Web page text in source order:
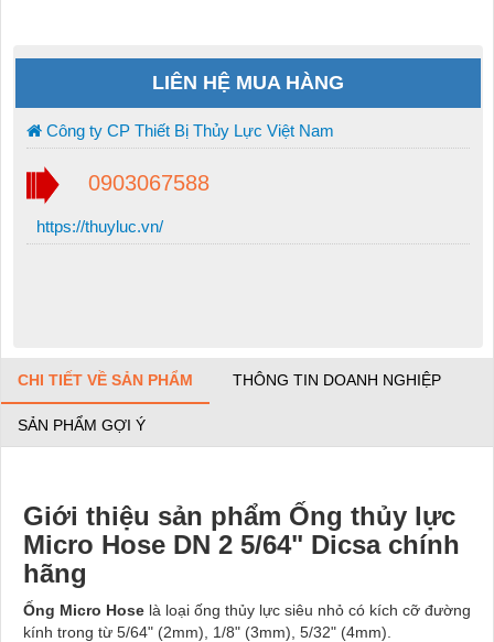
LIÊN HỆ MUA HÀNG
Công ty CP Thiết Bị Thủy Lực Việt Nam
0903067588
https://thuyluc.vn/
CHI TIẾT VỀ SẢN PHẨM THÔNG TIN DOANH NGHIỆP
SẢN PHẨM GỢI Ý
Giới thiệu sản phẩm Ống thủy lực
Micro Hose DN 2 5/64" Dicsa chính
hãng
Ống Micro Hose là loại ống thủy lực siêu nhỏ có kích cỡ đường
kính trong từ 5/64" (2mm), 1/8" (3mm), 5/32" (4mm).